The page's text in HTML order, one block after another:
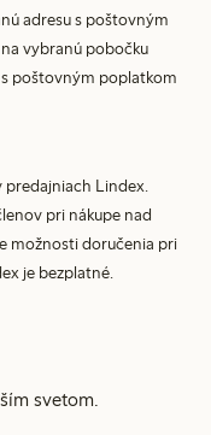
adresu s poštovným
vybranú pobočku
poštovným poplatkom
predajniach Lindex.
pri nákupe nad
možnosti doručenia pri
je bezplatné.
svetom.